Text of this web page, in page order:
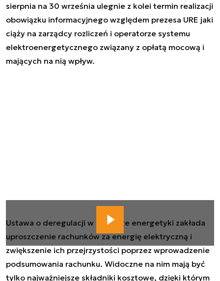
sierpnia na 30 września ulegnie z kolei termin realizacji
obowiązku informacyjnego względem prezesa URE jaki
ciąży na zarządcy rozliczeń i operatorze systemu
elektroenergetycznego związany z opłatą mocową i
mających na nią wpływ.
Ustawa o deregulacji w obszarze energetyki zakłada
uproszczenie rachunków za energię elektryczną i
zwiększenie ich przejrzystości poprzez wprowadzenie
podsumowania rachunku. Widoczne na nim mają być
tylko najważniejsze składniki kosztowe, dzięki którym